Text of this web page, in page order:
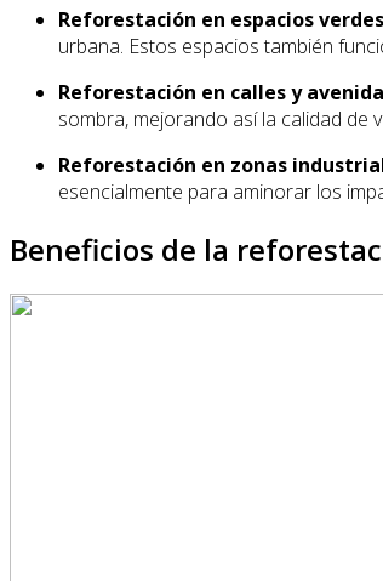
Reforestación en espacios
urbana. Estos espacios también
Reforestación en calles y
sombra, mejorando así la calidad de
Reforestación en zonas
esencialmente para aminorar los
Beneficios de la